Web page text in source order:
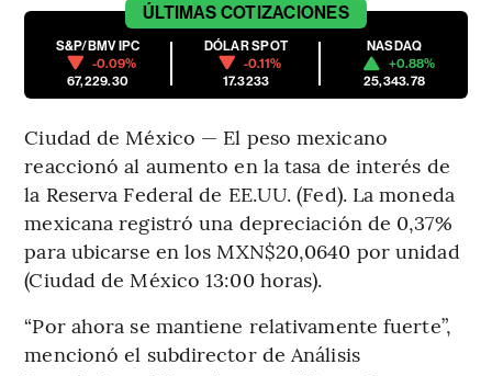
ÚLTIMAS COTIZACIONES
S&P/BMV IPC
-0.09%
67,229.30
DÓLAR SPOT
-0.11%
17.3233
NASDAQ
+0.88%
25,343.78
Ciudad de México — El peso mexicano
reaccionó al aumento en la tasa de interés de
la Reserva Federal de EE.UU. (Fed). La moneda
mexicana registró una depreciación de 0,37%
para ubicarse en los MXN$20,0640 por unidad
(Ciudad de México 13:00 horas).
“Por ahora se mantiene relativamente fuerte”,
mencionó el subdirector de Análisis